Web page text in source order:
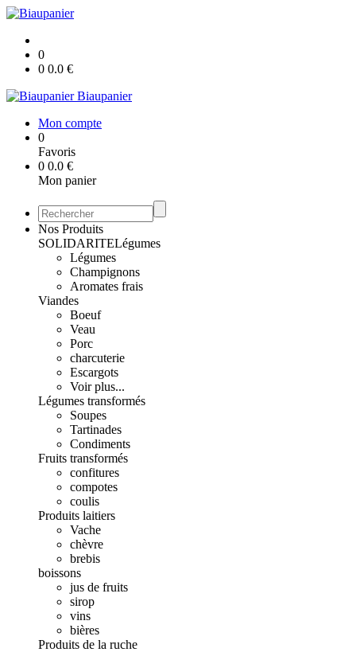
0
0 0.0 €
Biaupanier
Mon compte
0
Favoris
0 0.0 €
Mon panier
Nos Produits
SOLIDARITELégumes
Légumes
Champignons
Aromates frais
Viandes
Boeuf
Veau
Porc
charcuterie
Escargots
Voir plus...
Légumes transformés
Soupes
Tartinades
Condiments
Fruits transformés
confitures
compotes
coulis
Produits laitiers
Vache
chèvre
brebis
boissons
jus de fruits
sirop
vins
bières
Produits de la ruche